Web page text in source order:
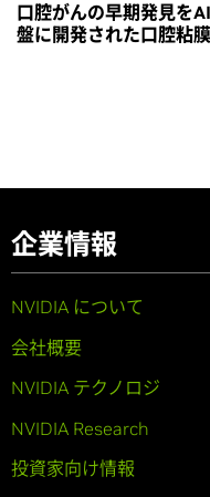
口腔がんの早期発見を
盤に開発された口腔粘
企業情報
NVIDIA について
会社概要
NVIDIA テクノロジ
NVIDIA Research
投資家向け情報